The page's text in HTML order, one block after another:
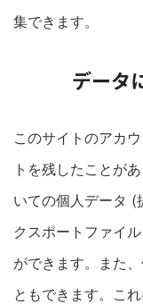
集できます。
データ
このサイトのアカ
トを残したことが
いての個人データ (
クスポートファイ
ができます。また
ともできます。こ